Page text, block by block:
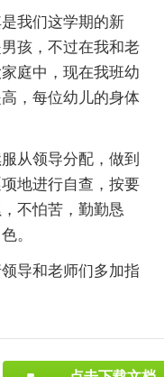
我们这学期的新
孩，不过在我和老
庭中，现在我班幼
，每位幼儿的身体
从领导分配，做到
地进行自查，按要
不怕苦，勤勤恳
。
导和老师们多加指